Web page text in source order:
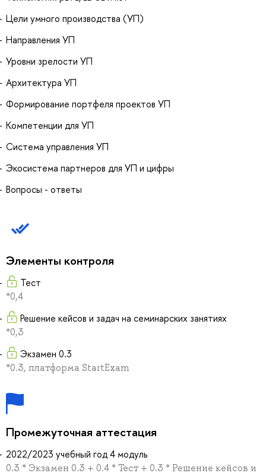
Цели умного производства (УП)
Направления УП
Уровни зрелости УП
Архитектура УП
Формирование портфеля проектов УП
Компетенции для УП
Система управления УП
Экосистема партнеров для УП и цифры
Вопросы - ответы
Элементы контроля
Тест
*0,4
Решение кейсов и задач на семинарских занятиях
*0,3
Экзамен 0.3
*0.3, платформа StartExam
Промежуточная аттестация
2022/2023 учебный год 4 модуль
0.3 * Экзамен 0.3 + 0.4 * Тест + 0.3 * Решение кейсов и